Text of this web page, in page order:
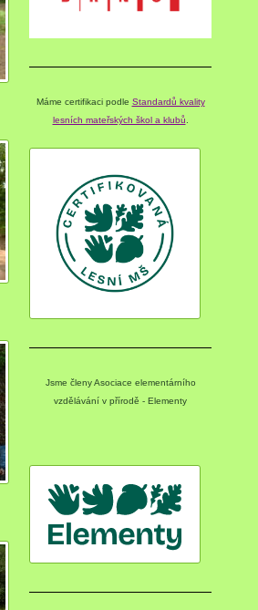
Máme certifikaci podle Standardů kvality
lesních mateřských škol a klubů
Jsme členy Asociace elementárního
vzdělávání v přírodě - Elementy